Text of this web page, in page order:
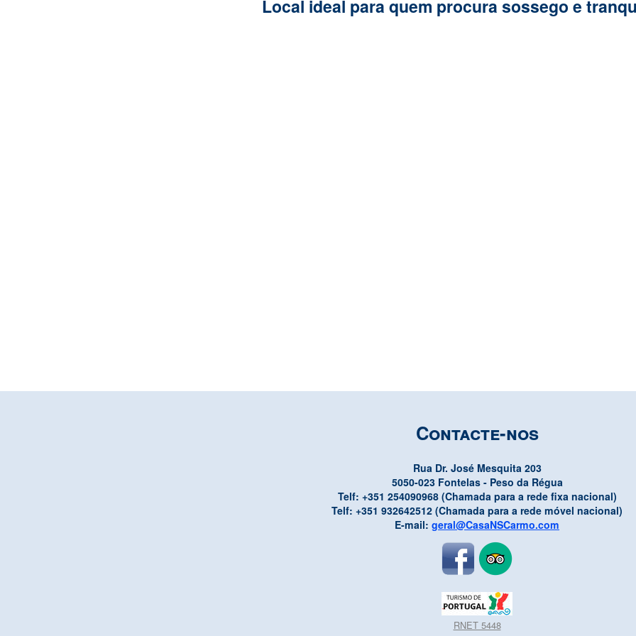
Local ideal para quem procura sossego e
Contacte-nos
Rua Dr. José Mesquita 203
5050-023 Fontelas - Peso da Régua
Telf: +351 254090968 (Chamada para a rede fixa nacional)
Telf: +351 932642512 (Chamada para a rede móvel nacional)
E-mail: geral@CasaNSCarmo.com
RNET 5448